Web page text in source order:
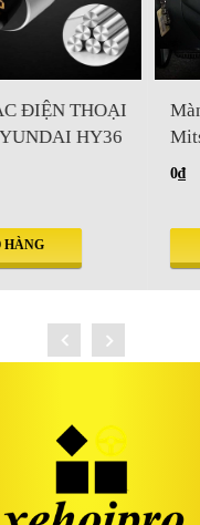
THOẠI
HY36
Màn hình
Mitsubishi
GIỎ